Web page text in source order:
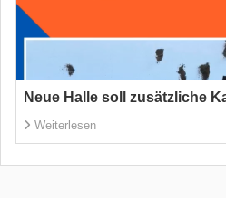
Neue Halle soll zusätzliche
Weiterlesen